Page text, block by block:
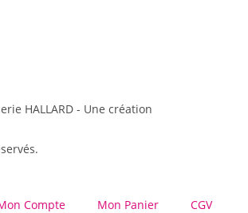
HALLARD - Une création
Compte Mon Panier CGV